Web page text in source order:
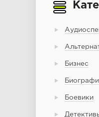
Бизнес
Боевики